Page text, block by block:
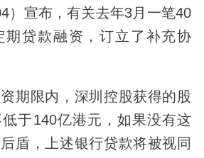
）宣布，有关去年3月一笔40
期贷款融资，订立了补充协
期限内，深圳控股获得的股
于140亿港元，如果没有这
盾，上述银行贷款将被视同